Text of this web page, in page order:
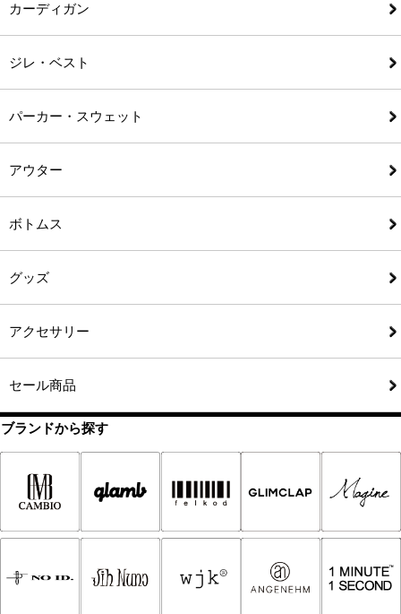
カーディガン
ジレ・ベスト
パーカー・スウェット
アウター
ボトムス
グッズ
アクセサリー
セール商品
ブランドから探す